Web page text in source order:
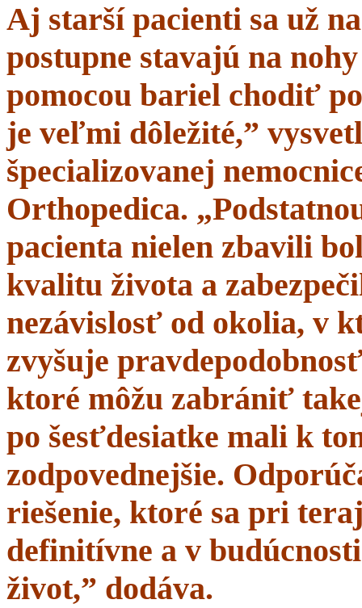
Aj starší pacienti sa už
postupne stavajú na
pomocou bariel chodiť
je veľmi dôležité,”
špecializovanej
Orthopedica.
pacienta nielen zbavili
kvalitu života a
nezávislosť od okolia, v
zvyšuje
ktoré môžu zabrániť
po šesťdesiatke mali k
zodpovednejšie.
riešenie, ktoré sa pri
definitívne a v
život,” dodáva.